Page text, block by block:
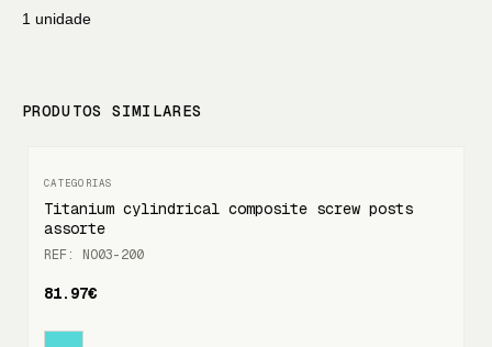
1 unidade
PRODUTOS SIMILARES
Titanium cylindrical composite screw posts
assorte
REF: NO03-200
81.97€